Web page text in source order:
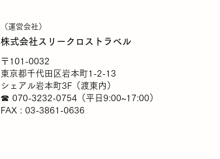
（運営会社）
株式会社スリークロストラベル
〒101-0032
東京都千代田区岩本町1-2-13
シェアル岩本町3F （渡東内）
☎ 070-3232-0754（平日9:00~17:00）
FAX : 03-3861-0636